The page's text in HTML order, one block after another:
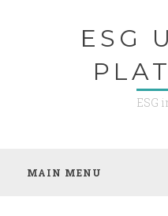
ESG
ESG
MAIN MENU